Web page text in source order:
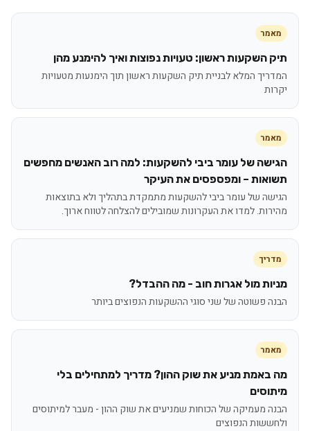
מאמר
תיק השקעות ראשון: טעויות נפוצות ואיך להימנע מהן
המדריך המלא לבניית תיק השקעות ראשון תוך הימנעות מטעויות
יקרות
מאמר
הגישה של עומר ביבי להשקעות: למה רוב האנשים מחפשים
תשואות – ומפספסים את העיקר
הגישה של עומר ביבי להשקעות מתמקדת בתהליך ולא בתוצאות
מהירות. למדו את העקרונות שמובילים להצלחה לטווח ארוך.
מדריך
מניות מול אגרות חוב - מה ההבדל?
הבנה פשוטה של שני סוגי ההשקעות הנפוצים ביותר
מאמר
מה באמת מניע את שוק ההון? מדריך למתחילים בלי
מיתוסים
הבנה מעמיקה של הכוחות שמניעים את שוק ההון - מעבר למיתוסים
ולחששות הנפוצים